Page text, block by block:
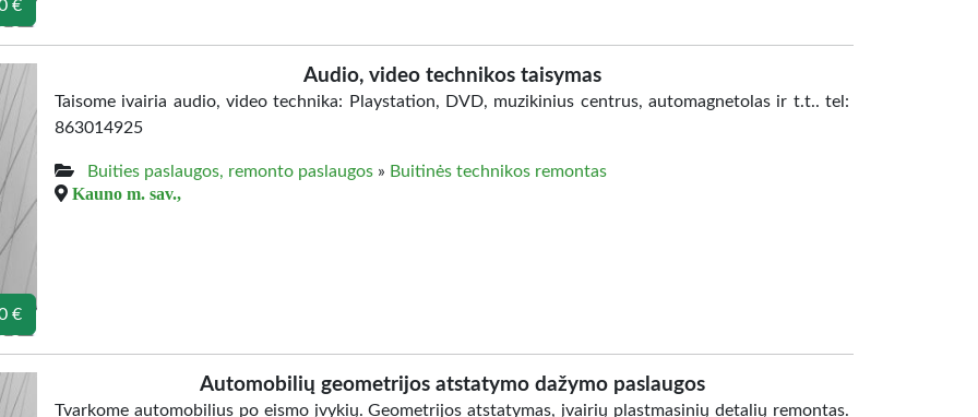
€
€
Audio, video technikos taisymas
Taisome ivairia audio, video technika: Playstation, DVD, muzikinius centrus, automagnetolas ir t.t.. tel:
863014925
Buities paslaugos, remonto paslaugos » Buitinės technikos remontas
Kauno m. sav.,
Automobilių geometrijos atstatymo dažymo paslaugos
Tvarkome automobilius po eismo įvykių. Geometrijos atstatymas, įvairių plastmasinių detalių remontas.